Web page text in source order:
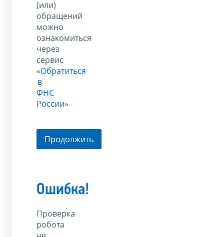
(или)
обращений
можно
ознакомиться
через
сервис
«Обратиться
в
ФНС
России»
Продолжить
Ошибка!
Проверка
робота